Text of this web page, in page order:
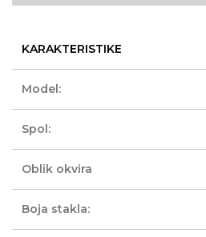
KARAKTERISTIKE
Model:
Spol:
Oblik okvira
Boja stakla: